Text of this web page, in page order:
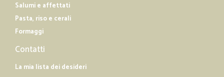
Salumi e affettati
Pasta, riso e cerali
Formaggi
Contatti
La mia lista dei desideri